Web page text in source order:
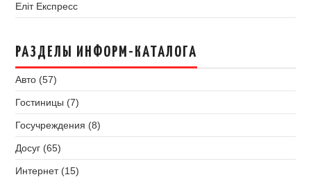
Еліт Експресс
РАЗДЕЛЫ ИНФОРМ-КАТАЛОГА
Авто (57)
Гостиницы (7)
Госучреждения (8)
Досуг (65)
Интернет (15)